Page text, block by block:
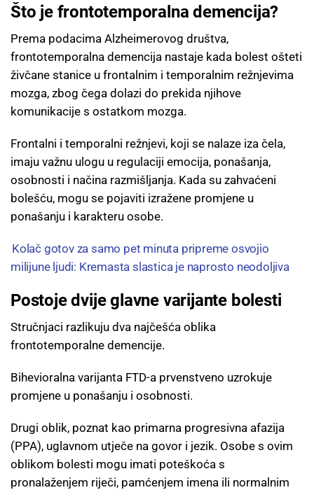
Što je frontotemporalna demencija?
Prema podacima Alzheimerovog društva,
frontotemporalna demencija nastaje kada bolest ošteti
živčane stanice u frontalnim i temporalnim režnjevima
mozga, zbog čega dolazi do prekida njihove
komunikacije s ostatkom mozga.
Frontalni i temporalni režnjevi, koji se nalaze iza čela,
imaju važnu ulogu u regulaciji emocija, ponašanja,
osobnosti i načina razmišljanja. Kada su zahvaćeni
bolešću, mogu se pojaviti izražene promjene u
ponašanju i karakteru osobe.
Kolač gotov za samo pet minuta pripreme osvojio
milijune ljudi: Kremasta slastica je naprosto neodoljiva
Postoje dvije glavne varijante bolesti
Stručnjaci razlikuju dva najčešća oblika
frontotemporalne demencije.
Bihevioralna varijanta FTD-a prvenstveno uzrokuje
promjene u ponašanju i osobnosti.
Drugi oblik, poznat kao primarna progresivna afazija
(PPA), uglavnom utječe na govor i jezik. Osobe s ovim
oblikom bolesti mogu imati poteškoća s
pronalaženjem riječi, pamćenjem imena ili normalnim